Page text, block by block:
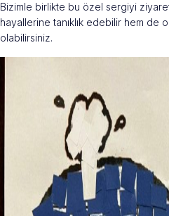
Bizimle birlikte bu özel sergiyi
hayallerine tanıklık edebilir hem de
olabilirsiniz.